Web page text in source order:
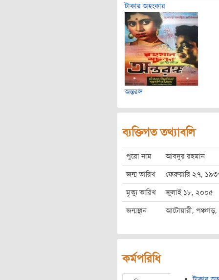
টাকার অহংকার
অন্তরঙ্গ
ব্যক্তিগত তথ্যাবলি
পুরো নাম আবদুর রহমান
জন্ম তারিখ ফেব্রুয়ারি ২৭,
মৃত্যু তারিখ জুলাই ১৮, ২০০৫
জন্মস্থান আটোয়ারী, পঞ্চগড়,
কর্মপরিধি